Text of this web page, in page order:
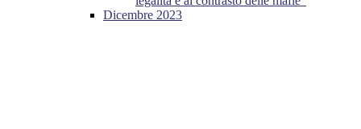
Dicembre 2023